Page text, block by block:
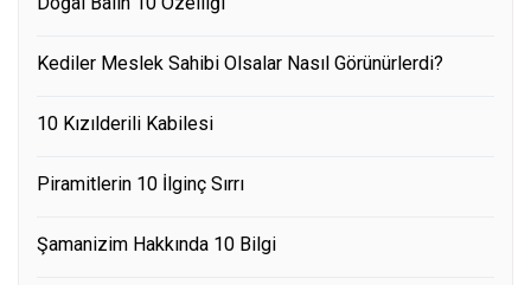
Kediler Meslek Sahibi Olsalar Nasıl Görünürlerdi?
10 Kızılderili Kabilesi
Piramitlerin 10 İlginç Sırrı
Şamanizim Hakkında 10 Bilgi